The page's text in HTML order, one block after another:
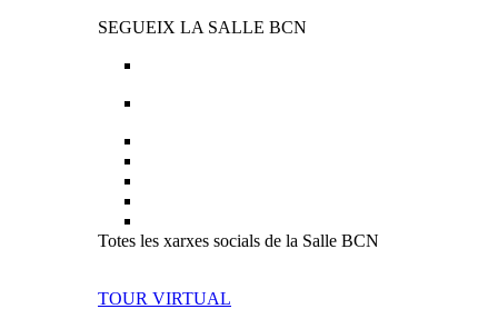
SEGUEIX LA SALLE BCN
Totes les xarxes socials de la Salle BCN
TOUR VIRTUAL